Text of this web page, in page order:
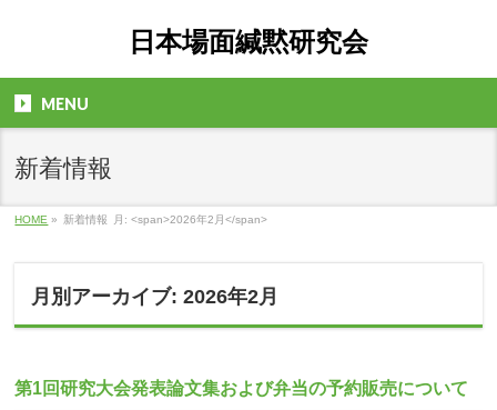
日本場面緘黙研究会
MENU
新着情報
HOME » 新着情報 月: <span>2026年2月</span>
月別アーカイブ: 2026年2月
第1回研究大会発表論文集および弁当の予約販売について